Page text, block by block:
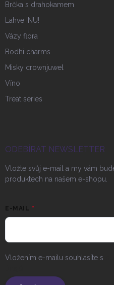
Brčka s drahokamem
Lahve INU!
Vázy flora
Bodhi charms
Misky crownjuwel
Víno
Treat series
ODEBÍRAT NEWSLETTER
Vložte svůj e-mail a my vám
produktech na našem e-shopu.
E-MAIL
Vložením e-mailu souhlasíte s